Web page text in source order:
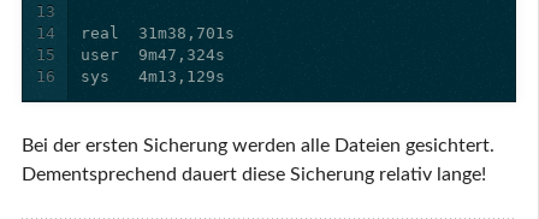
13
14
15
16
Bei der ersten Sicherung werden alle Dateien gesichtert.
Dementsprechend dauert diese Sicherung relativ lange!